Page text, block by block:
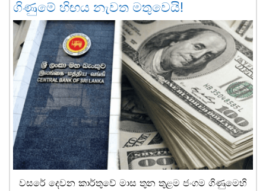
ගිණුමේ හිඟය නැවත මතුවෙයි!
වසරේ දෙවන කාර්තුවේ මාස තුන තුළම ජංගම ගිණුමෙහි